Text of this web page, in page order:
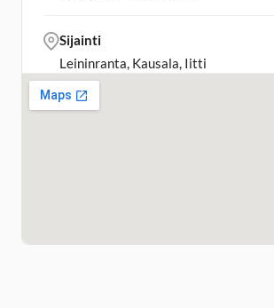
Sijainti
Leininranta, Kausala, Iitti